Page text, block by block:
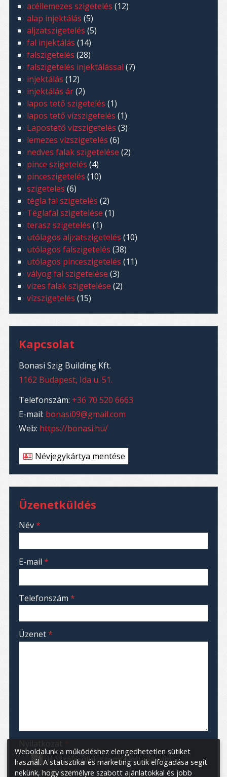
acéllemezes szigetelés (12)
alap injektálás (5)
aljzatszigetelés (5)
fal injektálás (14)
falszigetelés (28)
falszigetelés injektálással (7)
injektálás (12)
injektálás ár(2)
lapos tető szigetelés (1)
lapos tető vízszigetelés (1)
Lapostető vízszigetelés (3)
lemezes vízszigetelés (6)
nedves falak szigetelése (2)
pince szigetelés (4)
pinceszigetelés (10)
szigeteles (6)
tégla fal szigetelés (2)
Téglafal szigetelése (1)
terasz szigetelés (1)
utólagos aljzatszigetelés (10)
utólagos falszigetelés (38)
utólagos pinceszigetelés (11)
vályog fal szigetelése (3)
vizes falak szigetelése (2)
vízszigetelés (15)
Kapcsolat
Bonasi Szig Building Kft.
1162 Budapest, Ida u. 51.
Telefonszám: +36 70 520 6663
E-mail: bonasi09@gmail.com
Web: https://bonasi.hu/
Névjegykártya mentése
Üzenetküldés
-
Név*
E-mail *
Telefonszám *
Üzenet*
Hozzájárulok személyes adataim
kezeléséhez.
Weboldalunk a működéshez elengedhetetlen sütiket
használ. A statisztikai és marketing sütik elfogadása segít
nekünk, hogy személyre szabott ajánlatokkal és jobb